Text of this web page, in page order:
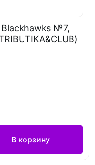
Blackhawks №7,
В корзину